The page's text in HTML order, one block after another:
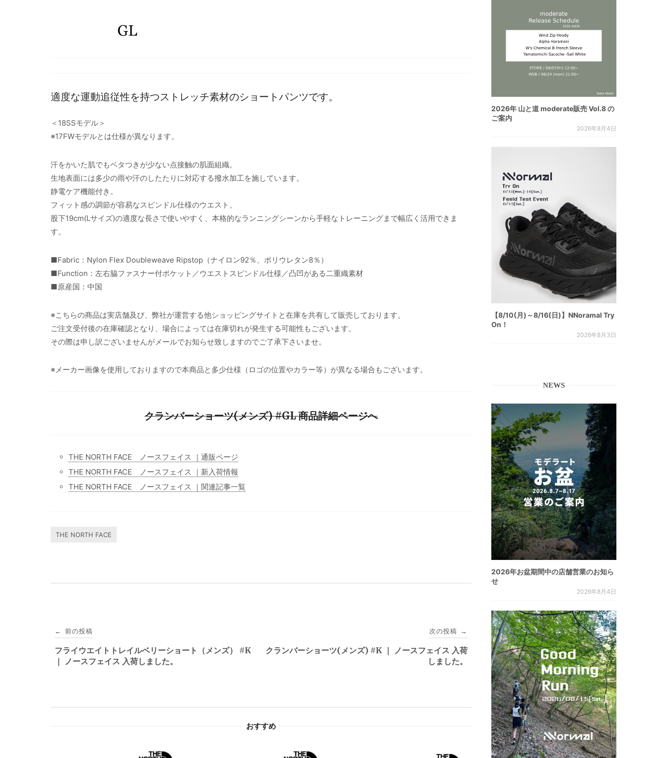
適度な運動追従性を持つストレッチ素材のショートパンツです。
＜18SSモデル＞
※17FWモデルとは仕様が異なります。
汗をかいた肌でもベタつきが少ない点接触の肌面組織。
生地表面には多少の雨や汗のしたたりに対応する撥水加工を施しています。
静電ケア機能付き。
フィット感の調節が容易なスピンドル仕様のウエスト。
股下19cm(Lサイズ)の適度な長さで使いやすく、本格的なランニングシーンから手軽なトレーニングまで幅広く活用できま
す。
■Fabric：Nylon Flex Doubleweave Ripstop（ナイロン92％、ポリウレタン8％）
■Function：左右脇ファスナー付ポケット／ウエストスピンドル仕様／凸凹がある二重織素材
■原産国：中国
※こちらの商品は実店舗及び、弊社が運営する他ショッピングサイトと在庫を共有して販売しております。
ご注文受付後の在庫確認となり、場合によっては在庫切れが発生する可能性もございます。
その際は申し訳ございませんがメールでお知らせ致しますのでご了承下さいませ。
※メーカー画像を使用しておりますので本商品と多少仕様（ロゴの位置やカラー等）が異なる場合もございます。
クランバーショーツ(メンズ) #GL 商品詳細ページへ
THE NORTH FACE ノースフェイス ｜通販ページ
THE NORTH FACE ノースフェイス ｜新入荷情報
THE NORTH FACE ノースフェイス ｜関連記事一覧
THE NORTH FACE
稿
ナ
← 前の投稿
フライウエイトトレイルベリーショート（メンズ） #K
｜ ノースフェイス 入荷しました。
次の投稿 →
クランバーショーツ(メンズ) #K ｜ ノースフェイス 入荷
しました。
おすすめ
2026年 山と道 moderate販売 Vol.8 の
ご案内
2026年8月4日
【8/10(月)～8/16(日)】NNoramal Try
On！
2026年8月3日
NEWS
2026年お盆期間中の店舗営業のお知ら
せ
2026年8月4日